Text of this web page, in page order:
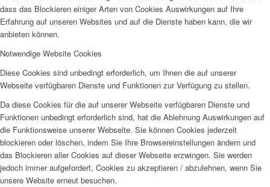
dass das Blockieren einiger Arten von Cookies Auswirkungen auf Ihre
Erfahrung auf unseren Websites und auf die Dienste haben kann, die wir
anbieten können.
Notwendige Website Cookies
Diese Cookies sind unbedingt erforderlich, um Ihnen die auf unserer
Webseite verfügbaren Dienste und Funktionen zur Verfügung zu stellen.
Da diese Cookies für die auf unserer Webseite verfügbaren Dienste und
Funktionen unbedingt erforderlich sind, hat die Ablehnung Auswirkungen auf
die Funktionsweise unserer Webseite. Sie können Cookies jederzeit
blockieren oder löschen, indem Sie Ihre Browsereinstellungen ändern und
das Blockieren aller Cookies auf dieser Webseite erzwingen. Sie werden
jedoch immer aufgefordert, Cookies zu akzeptieren / abzulehnen, wenn Sie
unsere Website erneut besuchen.